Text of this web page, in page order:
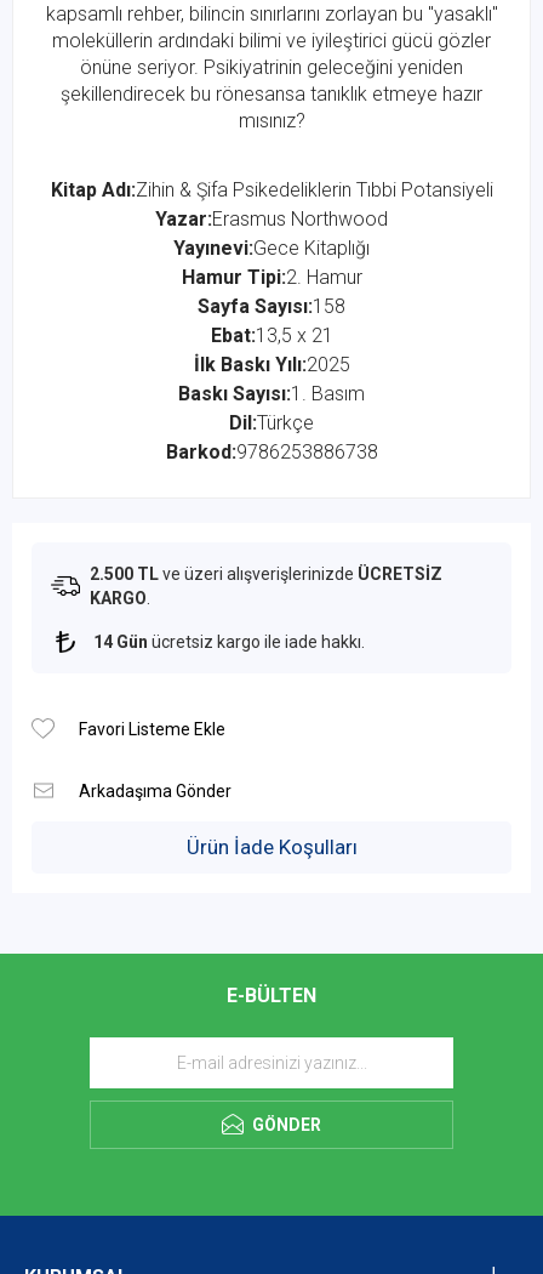
kapsamlı rehber, bilincin sınırlarını zorlayan bu "yasaklı"
moleküllerin ardındaki bilimi ve iyileştirici gücü gözler
önüne seriyor. Psikiyatrinin geleceğini yeniden
şekillendirecek bu rönesansa tanıklık etmeye hazır
mısınız?
Kitap Adı:Zihin & Şifa Psikedeliklerin Tıbbi Potansiyeli
Yazar:Erasmus Northwood
Yayınevi:Gece Kitaplığı
Hamur Tipi:2. Hamur
Sayfa Sayısı:158
Ebat:13,5 x 21
İlk Baskı Yılı:2025
Baskı Sayısı:1. Basım
Dil:Türkçe
Barkod:9786253886738
2.500 TLve üzeri alışverişlerinizde ÜCRETSİZ
KARGO
14 Gün ücretsiz kargo ile iade hakkı.
Ürün İade Koşulları
E-BÜLTEN
GÖNDER